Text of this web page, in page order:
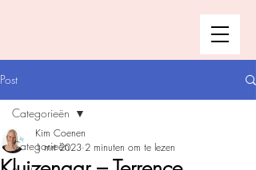
Post
Categorieën
Categorieën
Kim Coenen
1 mrt 2023 2 minuten om te lezen